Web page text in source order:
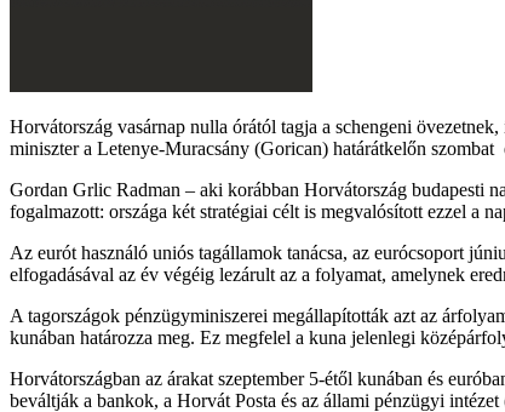
Horvátország vasárnap nulla órától tagja a schengeni
miniszter a Letenye-Muracsány (Gorican) határátkelőn szombat
Gordan Grlic Radman – aki korábban Horvátország budapesti
fogalmazott: országa két stratégiai célt is megvalósított ezzel a
Az eurót használó uniós tagállamok tanácsa, az eurócsoport
elfogadásával az év végéig lezárult az a folyamat, amelynek
A tagországok pénzügyminiszerei megállapították azt az
kunában határozza meg. Ez megfelel a kuna jelenlegi
Horvátországban az árakat szeptember 5-étől kunában és
beváltják a bankok, a Horvát Posta és az állami pénzügyi